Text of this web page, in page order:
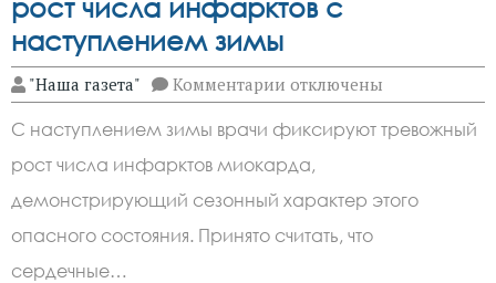
рост числа инфарктов с
наступлением зимы
"Наша газета" Комментарии к
записи
зафиксировали
сезонный
рост
числа
инфарктов
с
наступлением
отключены
С наступлением зимы врачи фиксируют тревожный
рост числа инфарктов миокарда,
демонстрирующий сезонный характер этого
опасного состояния. Принято считать, что
сердечные…